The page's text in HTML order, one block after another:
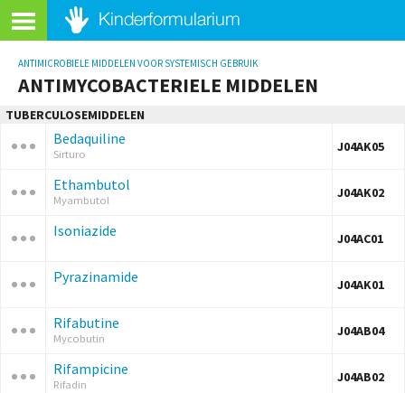
ANTIMICROBIELE MIDDELEN VOOR SYSTEMISCH GEBRUIK
ANTIMYCOBACTERIELE MIDDELEN
TUBERCULOSEMIDDELEN
Bedaquiline
Sirturo J04AK05
Ethambutol
Myambutol J04AK02
Isoniazide J04AC01
Pyrazinamide J04AK01
Rifabutine
Mycobutin J04AB04
Rifampicine
Rifadin
J04AB02